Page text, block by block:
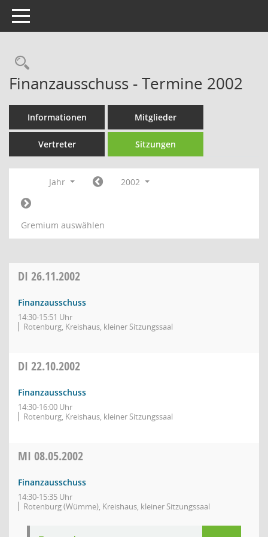
Toggle navigation
Rechercheauswahl
Finanzausschuss - Termine 2002
Informationen Mitglieder
Vertreter Sitzungen
Jahr 2002
Gremium auswählen
DI 26.11.2002
Finanzausschuss
14:30-15:51 Uhr
Rotenburg, Kreishaus, kleiner Sitzungssaal
DI 22.10.2002
Finanzausschuss
14:30-16:00 Uhr
Rotenburg, Kreishaus, kleiner Sitzungssaal
MI 08.05.2002
Finanzausschuss
14:30-15:35 Uhr
Rotenburg (Wümme), Kreishaus, kleiner Sitzungssaal